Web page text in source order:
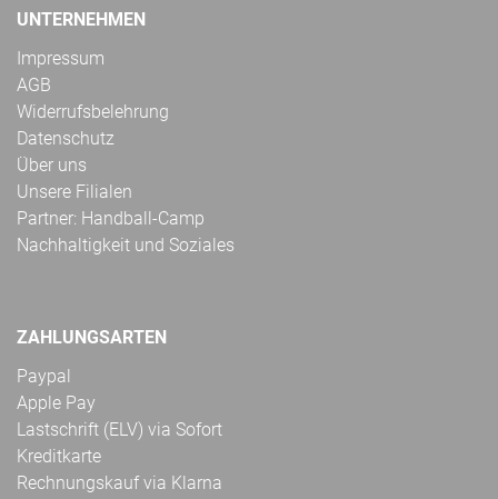
UNTERNEHMEN
Impressum
AGB
Widerrufsbelehrung
Datenschutz
Über uns
Unsere Filialen
Partner: Handball-Camp
Nachhaltigkeit und Soziales
ZAHLUNGSARTEN
Paypal
Apple Pay
Lastschrift (ELV) via Sofort
Kreditkarte
Rechnungskauf via Klarna